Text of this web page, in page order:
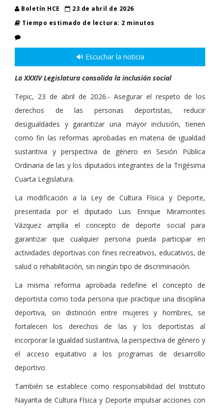
Boletín HCE
23 de abril de 2026
Tiempo estimado de lectura: 2 minutos
🔊 Escuchar la noticia
La XXXIV Legislatura consolida la inclusión social
Tepic, 23 de abril de 2026.- Asegurar el respeto de los
derechos de las personas deportistas, reducir
desigualdades y garantizar una mayor inclusión, tienen
como fin las reformas aprobadas en materia de igualdad
sustantiva y perspectiva de género en Sesión Pública
Ordinaria de las y los diputados integrantes de la Trigésima
Cuarta Legislatura.
La modificación a la Ley de Cultura Física y Deporte,
presentada por el diputado Luis Enrique Miramontes
Vázquez amplía el concepto de deporte social para
garantizar que cualquier persona pueda participar en
actividades deportivas con fines recreativos, educativos, de
salud o rehabilitación, sin ningún tipo de discriminación.
La misma reforma aprobada redefine el concepto de
deportista como toda persona que practique una disciplina
deportiva, sin distinción entre mujeres y hombres, se
fortalecen los derechos de las y los deportistas al
incorporar la igualdad sustantiva, la perspectiva de género y
el acceso equitativo a los programas de desarrollo
deportivo.
También se establece como responsabilidad del Instituto
Nayarita de Cultura Física y Deporte impulsar acciones con